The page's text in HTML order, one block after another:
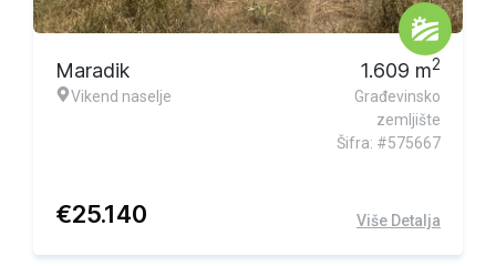
Maradik
Vikend naselje
1.609 m2
Građevinsko
zemljište
Šifra: #575667
€25.140 Više Detalja